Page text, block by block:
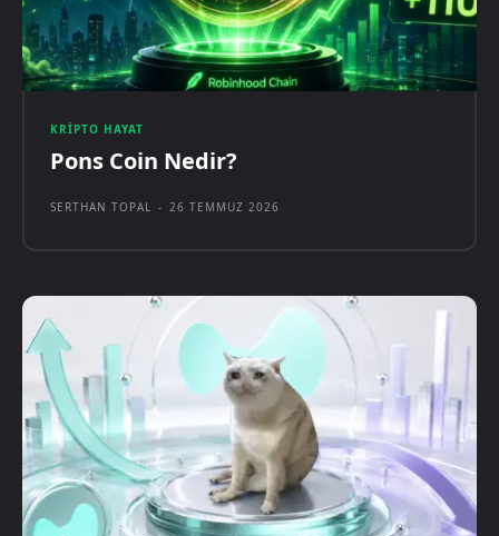
KRIPTO HAYAT
Pons Coin Nedir?
SERTHAN TOPAL - 26 TEMMUZ 2026